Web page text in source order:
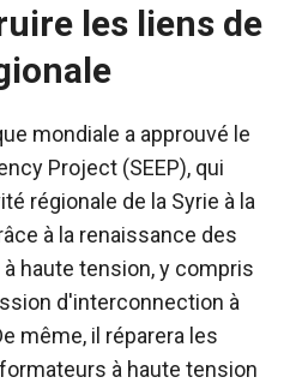
les liens de
mondiale a approuvé le
Project (SEEP), qui
régionale de la Syrie à la
à la renaissance des
haute tension, y compris
d'interconnection à
même, il réparera les
à haute tension